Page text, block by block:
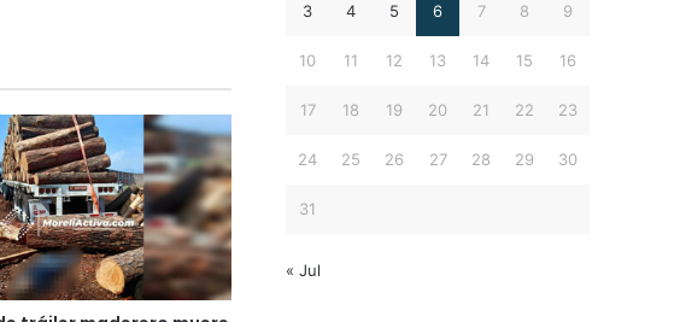
3 4 5 6 7 8 9
10 11 12 13 14 15 16
17 18 19 20 21 22 23
24 25 26 27 28 29 30
31
« Jul